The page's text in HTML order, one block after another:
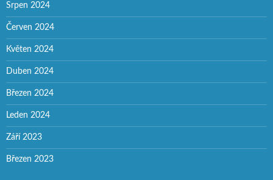
Srpen 2024
Červen 2024
Květen 2024
Duben 2024
Březen 2024
Leden 2024
Září 2023
Březen 2023